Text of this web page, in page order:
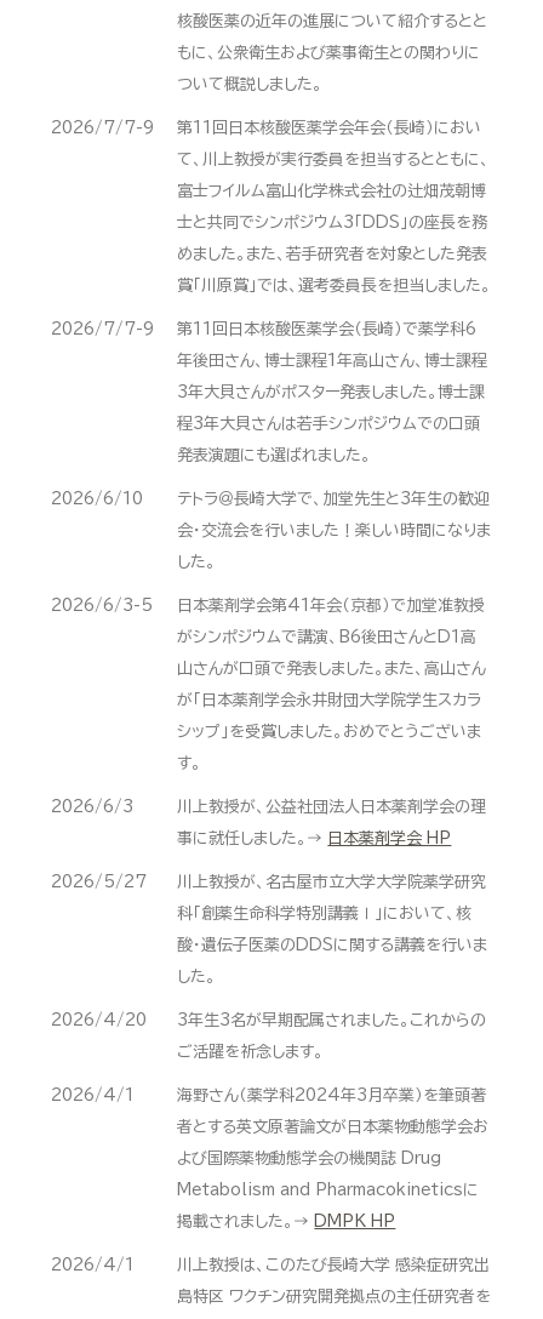
核酸医薬の近年の進展について紹介するとと
もに、公衆衛生および薬事衛生との関わりに
ついて概説しました。
2026/7/7-9
第11回日本核酸医薬学会年会（長崎）におい
て、川上教授が実行委員を担当するとともに、
富士フイルム富山化学株式会社の辻畑茂朝博
士と共同でシンポジウム3「DDS」の座長を務
めました。また、若手研究者を対象とした発表
賞「川原賞」では、選考委員長を担当しました。
2026/7/7-9
第11回日本核酸医薬学会（長崎）で薬学科6
年後田さん、博士課程1年高山さん、博士課程
3年大貝さんがポスター発表しました。博士課
程3年大貝さんは若手シンポジウムでの口頭
発表演題にも選ばれました。
2026/6/10
テトラ＠長崎大学で、加堂先生と3年生の歓迎
会・交流会を行いました！楽しい時間になりま
した。
2026/6/3-5
日本薬剤学会第41年会（京都）で加堂准教授
がシンポジウムで講演、B6後田さんとD1高
山さんが口頭で発表しました。また、高山さん
が「日本薬剤学会永井財団大学院学生スカラ
シップ」を受賞しました。おめでとうございま
す。
2026/6/3
川上教授が、公益社団法人日本薬剤学会の理
事に就任しました。→
日本薬剤学会 HP
2026/5/27
川上教授が、名古屋市立大学大学院薬学研究
科「創薬生命科学特別講義Ⅰ」において、核
酸・遺伝子医薬のDDSに関する講義を行いま
した。
2026/4/20
3年生3名が早期配属されました。これからの
ご活躍を祈念します。
2026/4/1
海野さん（薬学科2024年3月卒業）を筆頭著
者とする英文原著論文が日本薬物動態学会お
よび国際薬物動態学会の機関誌 Drug
Metabolism and Pharmacokineticsに
掲載されました。→
DMPK HP
2026/4/1
川上教授は、このたび長崎大学 感染症研究出
島特区 ワクチン研究開発拠点の主任研究者を